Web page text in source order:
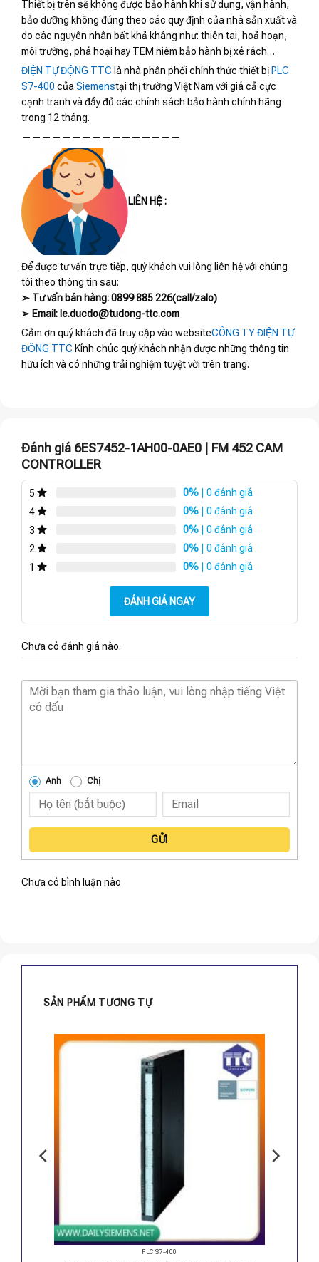
Thiết bị trên sẽ không được bảo hành khi sử dụng, vận hành,
bảo dưỡng không đúng theo các quy định của nhà sản xuất và
do các nguyên nhân bất khả kháng như: thiên tai, hoả hoạn,
môi trường, phá hoại hay TEM niêm bảo hành bị xé rách…
ĐIỆN TỰ ĐỘNG TTC là nhà phân phối chính thức thiết bịPLC
S7-400 của Siemenstại thị trường Việt Nam với giá cả cực
cạnh tranh và đầy đủ các chính sách bảo hành chính hãng
trong 12 tháng.
————————————————
LIÊN HỆ :
Để được tư vấn trực tiếp, quý khách vui lòng liên hệ với chúng
tôi theo thông tin sau:
➢ Tư vấn bán hàng: 0899 885 226(call/zalo)
➢ Email: le.ducdo@tudong-ttc.com
Cảm ơn quý khách đã truy cập vào websiteCÔNG TY ĐIỆN TỰ
ĐỘNG TTC Kính chúc quý khách nhận được những thông tin
hữu ích và có những trải nghiệm tuyệt vời trên trang.
Đánh giá 6ES7452-1AH00-0AE0 | FM 452 CAM
CONTROLLER
5 0% | 0 đánh giá
4
0% | 0 đánh giá
3
0% | 0 đánh giá
2
0% | 0 đánh giá
1
0% | 0 đánh giá
ĐÁNH GIÁ NGAY
Chưa có đánh giá nào.
Anh Chị
GỬI
Chưa có bình luận nào
SẢN PHẨM TƯƠNG TỰ
PLC S7-400